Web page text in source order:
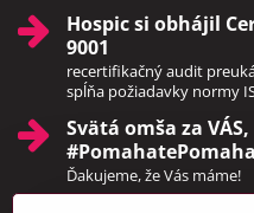
Hospic si obhájil
9001
recertifikačný audit
spĺňa požiadavky normy
Svätá omša za
Ďakujeme, že Vás máme!